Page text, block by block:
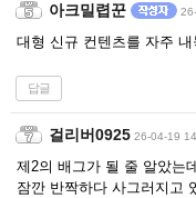
아크밀렵꾼
대형 신규 컨텐츠를 자주
답글
걸리버0925 26-04-19
제2의 배그가 될 줄 알았는
잠깐 반짝하다 사그러지고